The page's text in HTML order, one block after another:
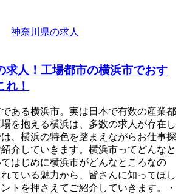
神奈川県の求人
求人！工場都市の横浜市でおす
れ！
ある横浜市。実は日本で有数の産業都
を抱える横浜は、多数の求人が存在し
、横浜の特色を踏まえながらお仕事探
介していきます。横浜市ってどんなと
はじめに横浜市がどんなところなの
ている魅力から、皆さんに知ってほし
トを押さえてご紹介していきます。・